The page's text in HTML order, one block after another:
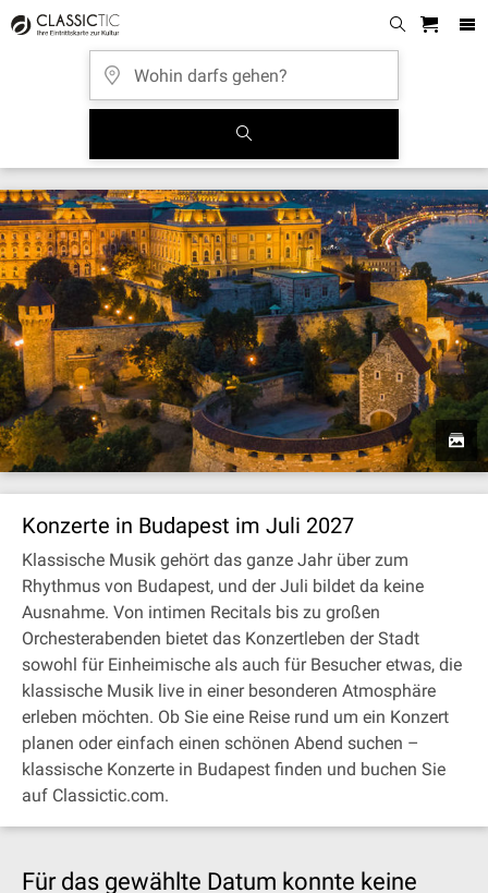
Konzerte in Budapest im Juli 2027
Klassische Musik gehört das ganze Jahr über zum
Rhythmus von Budapest, und der Juli bildet da keine
Ausnahme. Von intimen Recitals bis zu großen
Orchesterabenden bietet das Konzertleben der Stadt
sowohl für Einheimische als auch für Besucher etwas, die
klassische Musik live in einer besonderen Atmosphäre
erleben möchten. Ob Sie eine Reise rund um ein Konzert
planen oder einfach einen schönen Abend suchen –
klassische Konzerte in Budapest finden und buchen Sie
auf Classictic.com.
Für das gewählte Datum konnte keine